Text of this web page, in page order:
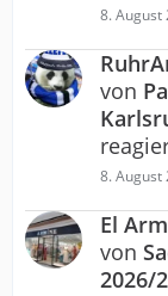
8. August
von
8. August
El
von
2026/